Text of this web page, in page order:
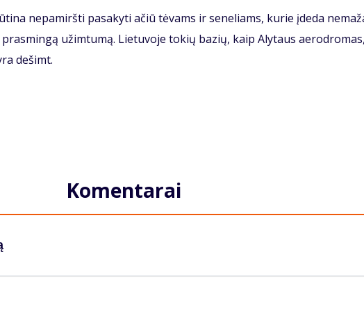
ne­pa­mirš­ti pa­sa­ky­ti ačiū tė­vams ir se­ne­liams, ku­rie įde­da
už­im­tu­mą. Lie­tu­vo­je to­kių ba­zių, kaip Aly­taus
de­šimt.
Komentarai